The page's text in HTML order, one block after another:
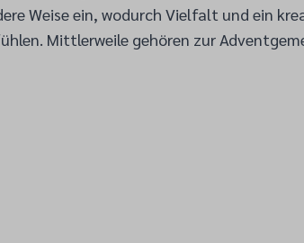
Weise ein, wodurch Vielfalt und ein
Mittlerweile gehören zur